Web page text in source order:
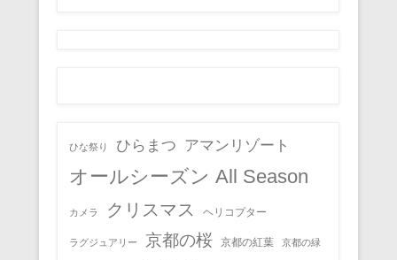
ひな祭り ひらまつ アマンリゾート
オールシーズン All Season
カメラ クリスマス ヘリコプター
ラグジュアリー 京都の桜 京都の紅葉 京都の緑